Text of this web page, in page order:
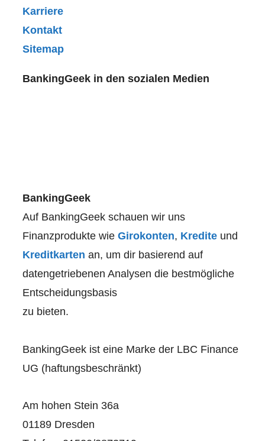
Karriere
Kontakt
Sitemap
BankingGeek in den sozialen Medien
BankingGeek
Auf BankingGeek schauen wir uns
Finanzprodukte wie Girokonten, Kredite und
Kreditkarten an, um dir basierend auf
datengetriebenen Analysen die bestmögliche
Entscheidungsbasis
zu bieten.
BankingGeek ist eine Marke der LBC Finance
UG (haftungsbeschränkt)
Am hohen Stein 36a
01189 Dresden